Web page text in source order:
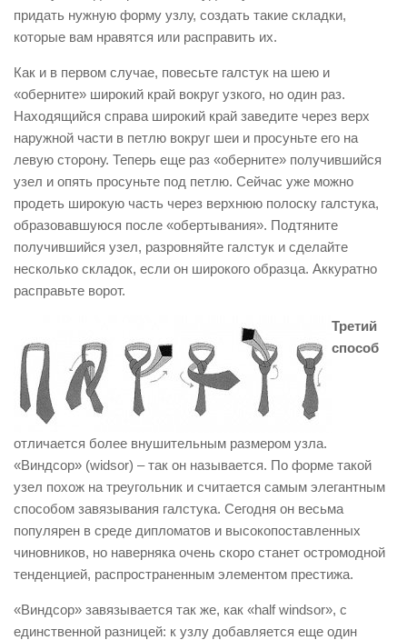
придать нужную форму узлу, создать такие складки,
которые вам нравятся или расправить их.
Как и в первом случае, повесьте галстук на шею и
«оберните» широкий край вокруг узкого, но один раз.
Находящийся справа широкий край заведите через верх
наружной части в петлю вокруг шеи и просуньте его на
левую сторону. Теперь еще раз «оберните» получившийся
узел и опять просуньте под петлю. Сейчас уже можно
продеть широкую часть через верхнюю полоску галстука,
образовавшуюся после «обертывания». Подтяните
получившийся узел, разровняйте галстук и сделайте
несколько складок, если он широкого образца. Аккуратно
расправьте ворот.
Третий
способ
отличается более внушительным размером узла.
«Виндсор» (widsor) – так он называется. По форме такой
узел похож на треугольник и считается самым элегантным
способом завязывания галстука. Сегодня он весьма
популярен в среде дипломатов и высокопоставленных
чиновников, но наверняка очень скоро станет остромодной
тенденцией, распространенным элементом престижа.
«Виндсор» завязывается так же, как «half windsor», с
единственной разницей: к узлу добавляется еще один